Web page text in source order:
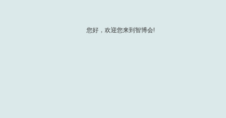
您好，欢迎您来到智博会!